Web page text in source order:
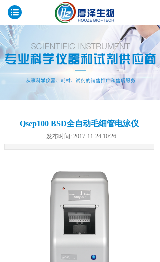
Qsep100 BSD全自动毛细管电泳仪
发布时间: 2017-11-24 10:26